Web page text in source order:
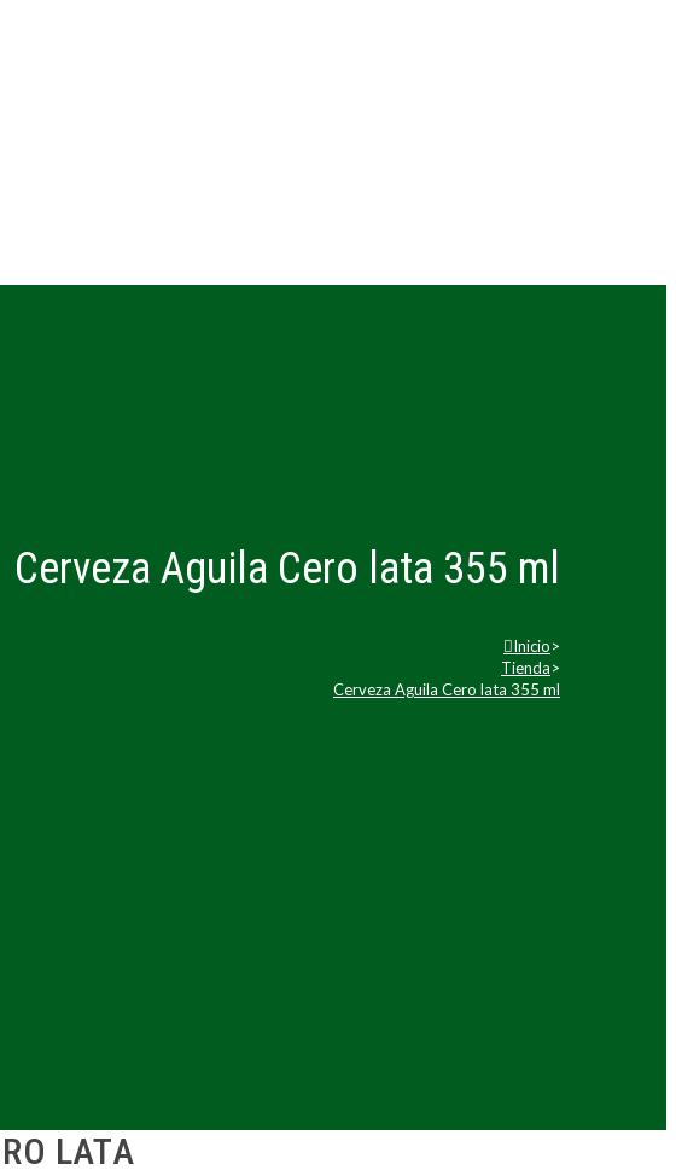
Cerveza Aguila Cero lata 355 ml
Inicio>
Tienda>
Cerveza Aguila Cero lata 355 ml
LATA